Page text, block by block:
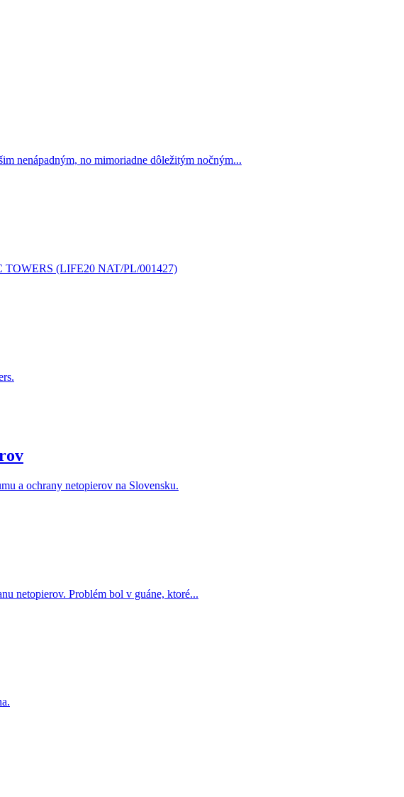
nenápadným, no mimoriadne dôležitým nočným...
(LIFE20 NAT/PL/001427)
a ochrany netopierov na Slovensku.
netopierov. Problém bol v guáne, ktoré...